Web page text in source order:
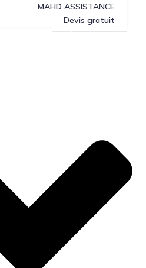
MAHD ASSISTANCE
Devis gratuit
ressources sur la copropriété